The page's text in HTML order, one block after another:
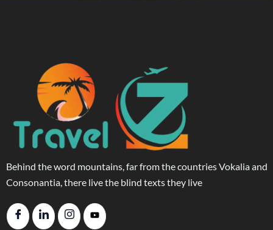
Behind the word mountains, far from the countries Vokalia and
Consonantia, there live the blind texts they live